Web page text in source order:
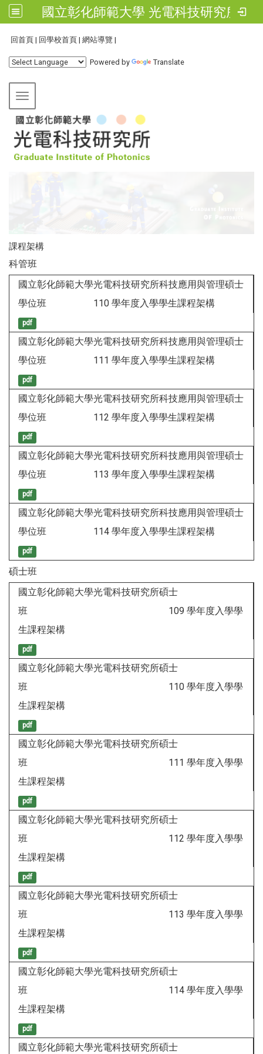
國立彰化師範大學 光電科技研究所
回首頁 | 回學校首頁 | 網站導覽 |
Powered by Translate
Toggle navigation
課程架構
科管班
國立彰化師範大學光電科技研究所科技應用與管理碩士
學位班 110 學年度入學學生課程架構
pdf
國立彰化師範大學光電科技研究所科技應用與管理碩士
學位班 111 學年度入學學生課程架構
pdf
國立彰化師範大學光電科技研究所科技應用與管理碩士
學位班 112 學年度入學學生課程架構
pdf
國立彰化師範大學光電科技研究所科技應用與管理碩士
學位班 113 學年度入學學生課程架構
pdf
國立彰化師範大學光電科技研究所科技應用與管理碩士
學位班 114 學年度入學學生課程架構
pdf
碩士班
國立彰化師範大學光電科技研究所碩士
班 109 學年度入學學
生課程架構
pdf
國立彰化師範大學光電科技研究所碩士
班 110 學年度入學學
生課程架構
pdf
國立彰化師範大學光電科技研究所碩士
班 111 學年度入學學
生課程架構
pdf
國立彰化師範大學光電科技研究所碩士
班 112 學年度入學學
生課程架構
pdf
國立彰化師範大學光電科技研究所碩士
班 113 學年度入學學
生課程架構
pdf
國立彰化師範大學光電科技研究所碩士
班 114 學年度入學學
生課程架構
pdf
國立彰化師範大學光電科技研究所碩士